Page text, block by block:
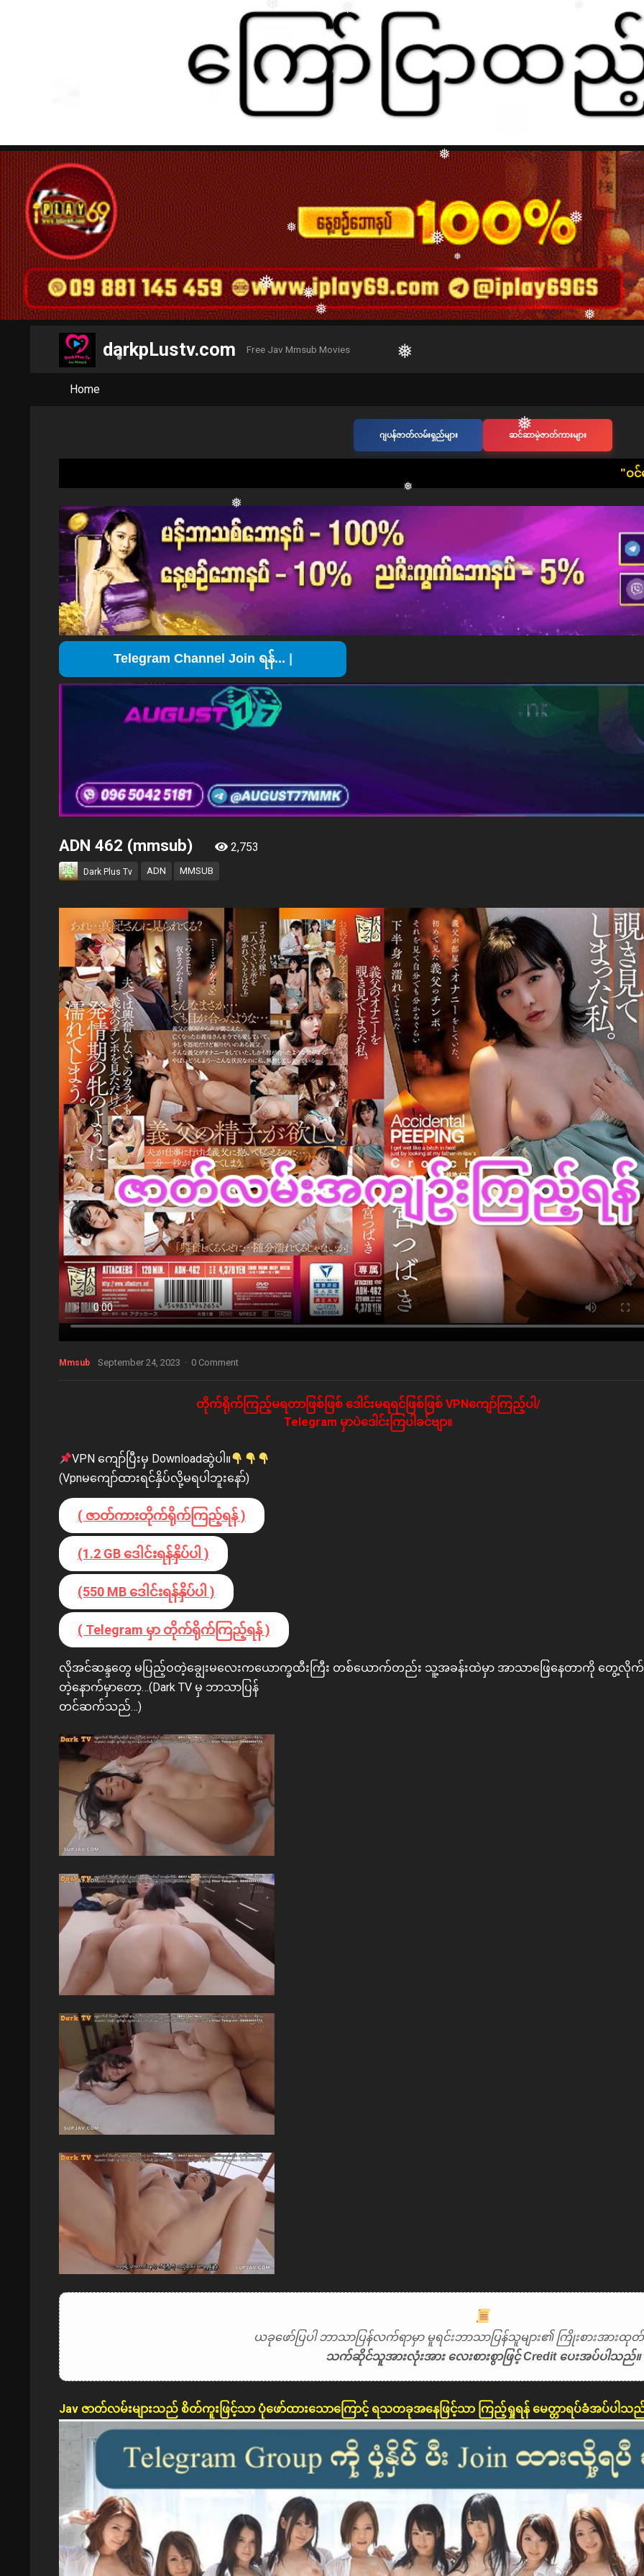
❅
❅
❅
❅
❅
❅
darkpLustv.com Free Jav Mmsub Movies
Home
ဂျပန်ဇာတ်လမ်းရှည်များ ဆင်ဆာမဲ့ဇာတ်ကားများ
​"ဝင်ရောက်ကြည့်ရှုသူ တစ်ဦးတ
Teleg
ADN 462 (mmsub) 2,753
Dark Plus Tv ADN MMSUB
Mmsub September 24, 2023 · 0 Comment
တိုက်ရိုက်ကြည့်မရတာဖြစ်ဖြစ် ဒေါင်းမရရင်ဖြစ်ဖြစ် VPNကျော်ကြည့်ပါ/
Telegram မှာပဲဒေါင်းကြပါခင်ဗျာ။
VPN ကျော်ပြီးမှ Downloadဆွဲပါ။
(Vpnမကျော်ထားရင်နှိပ်လို့မရပါဘူးနော်)
( ဇာတ်ကားတိုက်ရိုက်ကြည့်ရန် )
(1.2 GB ဒေါင်းရန်နှိပ်ပါ )
(550 MB ဒေါင်းရန်နှိပ်ပါ )
( Telegram မှာ တိုက်ရိုက်ကြည့်ရန် )
လိုအင်ဆန္ဒတွေ မပြည့်ဝတဲ့ချွေးမလေးကယောက္ခထီးကြီး တစ်ယောက်တည်း သူ့အခန်းထဲမှာ အာသာဖြေနေတာကို တွေ့လိုက်
တဲ့နောက်မှာတော့…(Dark TV မှ ဘာသာပြန်
တင်ဆက်သည်…)
ယခုဖော်ပြပါ ဘာသာပြန်လက်ရာမှာ မူရင်းဘာသာပြန်သူများ၏ ကြိုးစားအားထုတ်
သက်ဆိုင်သူအားလုံးအား လေးစားစွာဖြင့် Credit ပေးအပ်ပါသည်။
Jav ဇာတ်လမ်းများသည် စိတ်ကူးဖြင့်သာ ပုံဖော်ထားသောကြောင့် ရသတခုအနေဖြင့်သာ ကြည့်ရှုရန် မေတ္တာရပ်ခံအပ်ပါသ